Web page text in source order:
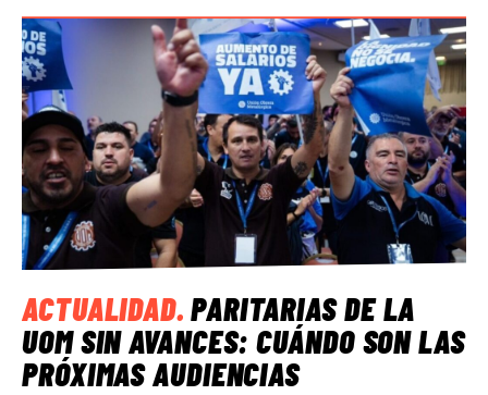
ACTUALIDAD.PARITARIAS DE LA
UOM SIN AVANCES: CUÁNDO SON LAS
PRÓXIMAS AUDIENCIAS